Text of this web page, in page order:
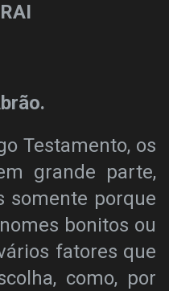
Testamento, os
grande parte,
somente porque
bonitos ou
fatores que
como, por